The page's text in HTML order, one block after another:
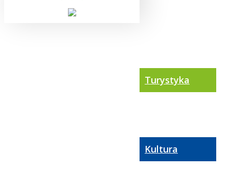
Turystyka
Kultura